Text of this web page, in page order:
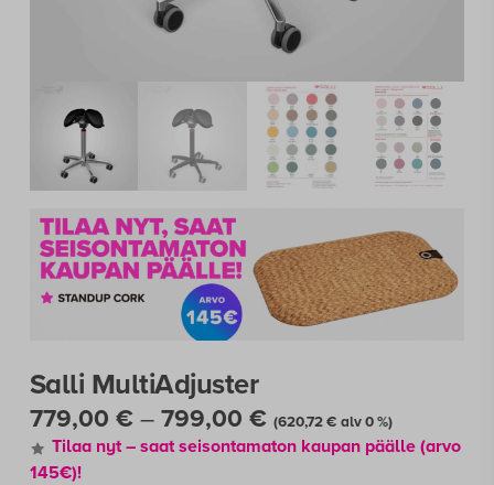
Salli MultiAdjuster
779,00 € – 799,00 €Hintaluokka:
779,00 €
(620,72€ alv 0 %)
Tilaa nyt – saat seisontamaton kaupan päälle (arvo
145€)!